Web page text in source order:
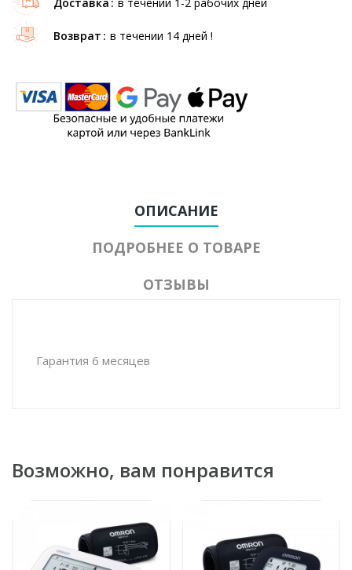
Возврат в течении 14 дней !
ОПИСАНИЕ
ПОДРОБНЕЕ О ТОВАРЕ
ОТЗЫВЫ
Гарантия 6 месяцев
Возможно, вам понравится